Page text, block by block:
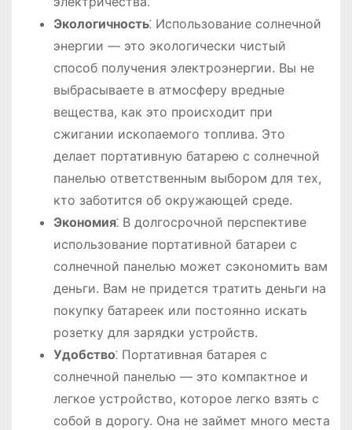
Экологичность⁚ Использование солнечной
энергии — это экологически чистый
способ получения электроэнергии. Вы не
выбрасываете в атмосферу вредные
вещества, как это происходит при
сжигании ископаемого топлива. Это
делает портативную батарею с солнечной
панелью ответственным выбором для тех,
кто заботится об окружающей среде.
Экономия⁚ В долгосрочной перспективе
использование портативной батареи с
солнечной панелью может сэкономить вам
деньги. Вам не придется тратить деньги на
покупку батареек или постоянно искать
розетку для зарядки устройств.
Удобство⁚ Портативная батарея с
солнечной панелью — это компактное и
легкое устройство, которое легко взять с
собой в дорогу. Она не займет много места